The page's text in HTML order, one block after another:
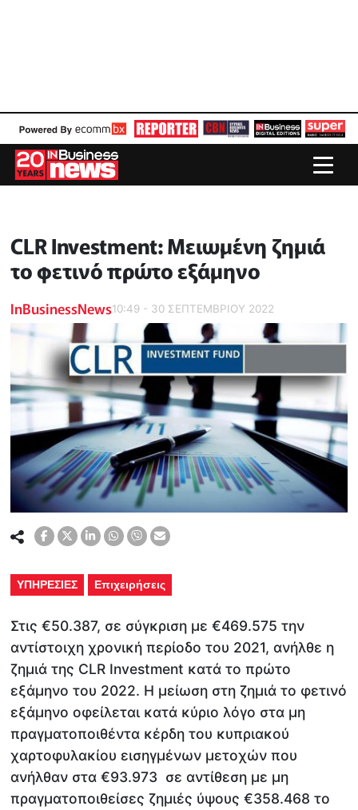
CLR Investment: Μειωμένη ζημιά
το φετινό πρώτο εξάμηνο
InBusinessNews10:49 - 30 ΣΕΠΤΕΜΒΡΙΟΥ 2022
ΥΠΗΡΕΣΙΕΣ Επιχειρήσεις
Στις €50.387, σε σύγκριση με €469.575 την
αντίστοιχη χρονική περίοδο του 2021, ανήλθε η
ζημιά της CLR Investment κατά το πρώτο
εξάμηνο του 2022. Η μείωση στη ζημιά το φετινό
εξάμηνο οφείλεται κατά κύριο λόγο στα μη
πραγματοποιθέντα κέρδη του κυπριακού
χαρτοφυλακίου εισηγμένων μετοχών που
ανήλθαν στα €93.973 σε αντίθεση με μη
πραγματοποιθείσες ζημιές ύψους €358.468 το